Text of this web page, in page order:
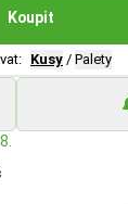
Koupit
Kusy / Palety